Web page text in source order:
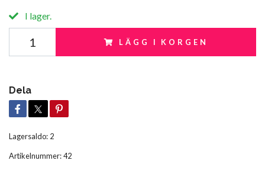
I lager.
LÄGG I KORGEN
Dela
Lagersaldo: 2
Artikelnummer:42